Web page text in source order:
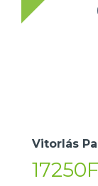
Vitorlás